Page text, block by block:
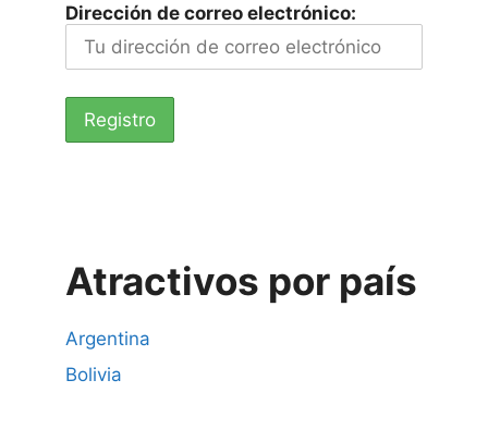
Dirección de correo electrónico:
Atractivos por país
Argentina
Bolivia